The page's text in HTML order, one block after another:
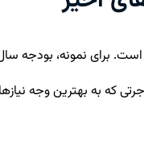
به بهترین وجه